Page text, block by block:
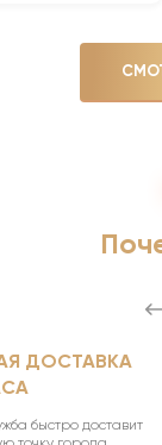
ДОСТАВКА
быстро доставит